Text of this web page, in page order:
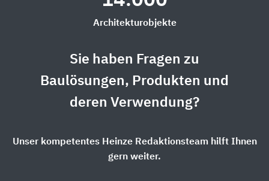
Architekturobjekte
Sie haben Fragen zu
Baulösungen, Produkten und
deren Verwendung?
Unser kompetentes Heinze Redaktionsteam hilft Ihnen
gern weiter.